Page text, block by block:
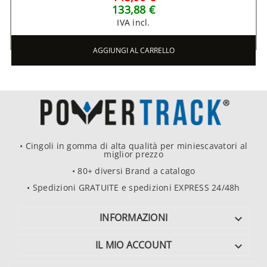
133,88 €
IVA incl.
AGGIUNGI AL CARRELLO
• Cingoli in gomma di alta qualità per miniescavatori al
miglior prezzo
• 80+ diversi Brand a catalogo
• Spedizioni GRATUITE e spedizioni EXPRESS 24/48h
INFORMAZIONI 
IL MIO ACCOUNT 